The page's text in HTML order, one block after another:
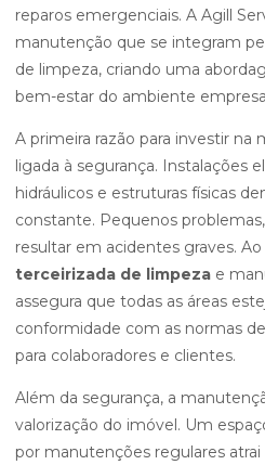
reparos emergenciais. A Agill
manutenção que se integram
de limpeza, criando uma
bem-estar do ambiente
A primeira razão para investir na
ligada à segurança. Instalações
hidráulicos e estruturas físicas
constante. Pequenos
resultar em acidentes graves.
terceirizada de limpeza e
assegura que todas as áreas
conformidade com as normas
para colaboradores e clientes.
Além da segurança, a
valorização do imóvel. Um
por manutenções regulares